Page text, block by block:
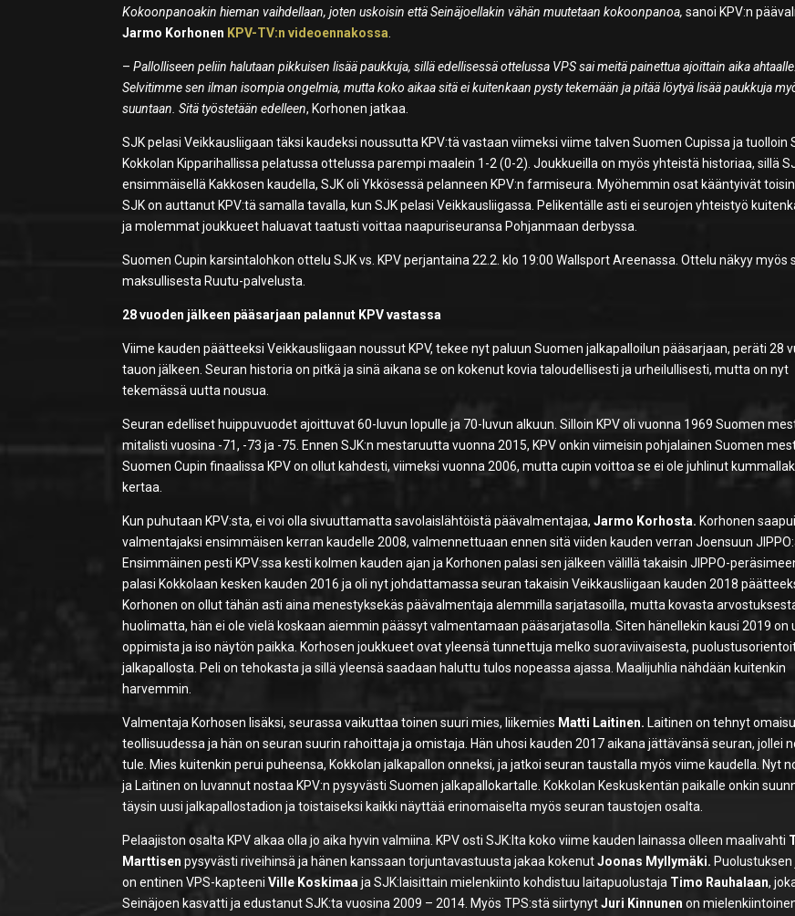
Kokoonpanoakin hieman vaihdellaan, joten uskoisin että Seinäjoellakin vähän muutetaan kokoonpanoa, sanoi KPV:n
Jarmo Korhonen KPV-TV:n videoennakossa.
–Pallolliseen peliin halutaan pikkuisen lisää paukkuja, sillä edellisessä ottelussa VPS sai meitä painettua ajoittain aika ahtaalle.
Selvitimme sen ilman isompia ongelmia, mutta koko aikaa sitä ei kuitenkaan pysty tekemään ja pitää löytyä lisää paukkuja
suuntaan. Sitä työstetään edelleen, Korhonen jatkaa.
SJK pelasi Veikkausliigaan täksi kaudeksi noussutta KPV:tä vastaan viimeksi viime talven Suomen Cupissa ja tuolloin
Kokkolan Kipparihallissa pelatussa ottelussa parempi maalein 1-2 (0-2). Joukkueilla on myös yhteistä historiaa, sillä
ensimmäisellä Kakkosen kaudella, SJK oli Ykkösessä pelanneen KPV:n farmiseura. Myöhemmin osat kääntyivät
SJK on auttanut KPV:tä samalla tavalla, kun SJK pelasi Veikkausliigassa. Pelikentälle asti ei seurojen yhteistyö
ja molemmat joukkueet haluavat taatusti voittaa naapuriseuransa Pohjanmaan derbyssa.
Suomen Cupin karsintalohkon ottelu SJK vs. KPV perjantaina 22.2. klo 19:00 Wallsport Areenassa. Ottelu näkyy myös
maksullisesta Ruutu-palvelusta.
28 vuoden jälkeen pääsarjaan palannut KPV vastassa
Viime kauden päätteeksi Veikkausliigaan noussut KPV, tekee nyt paluun Suomen jalkapalloilun pääsarjaan, peräti 28
tauon jälkeen. Seuran historia on pitkä ja sinä aikana se on kokenut kovia taloudellisesti ja urheilullisesti, mutta on nyt
tekemässä uutta nousua.
Seuran edelliset huippuvuodet ajoittuvat 60-luvun lopulle ja 70-luvun alkuun. Silloin KPV oli vuonna 1969 Suomen
mitalisti vuosina -71, -73 ja -75. Ennen SJK:n mestaruutta vuonna 2015, KPV onkin viimeisin pohjalainen Suomen
Suomen Cupin finaalissa KPV on ollut kahdesti, viimeksi vuonna 2006, mutta cupin voittoa se ei ole juhlinut
kertaa.
Kun puhutaan KPV:sta, ei voi olla sivuuttamatta savolaislähtöistä päävalmentajaa,Jarmo Korhosta. Korhonen
valmentajaksi ensimmäisen kerran kaudelle 2008, valmennettuaan ennen sitä viiden kauden verran Joensuun
Ensimmäinen pesti KPV:ssa kesti kolmen kauden ajan ja Korhonen palasi sen jälkeen välillä takaisin JIPPO-
palasi Kokkolaan kesken kauden 2016 ja oli nyt johdattamassa seuran takaisin Veikkausliigaan kauden 2018
Korhonen on ollut tähän asti aina menestyksekäs päävalmentaja alemmilla sarjatasoilla, mutta kovasta
huolimatta, hän ei ole vielä koskaan aiemmin päässyt valmentamaan pääsarjatasolla. Siten hänellekin kausi 2019 on
oppimista ja iso näytön paikka. Korhosen joukkueet ovat yleensä tunnettuja melko suoraviivaisesta,
jalkapallosta. Peli on tehokasta ja sillä yleensä saadaan haluttu tulos nopeassa ajassa. Maalijuhlia nähdään kuitenkin
harvemmin.
Valmentaja Korhosen lisäksi, seurassa vaikuttaa toinen suuri mies, liikemies Matti Laitinen. Laitinen on tehnyt
teollisuudessa ja hän on seuran suurin rahoittaja ja omistaja. Hän uhosi kauden 2017 aikana jättävänsä seuran, jollei
tule. Mies kuitenkin perui puheensa, Kokkolan jalkapallon onneksi, ja jatkoi seuran taustalla myös viime kaudella. Nyt
ja Laitinen on luvannut nostaa KPV:n pysyvästi Suomen jalkapallokartalle. Kokkolan Keskuskentän paikalle onkin
täysin uusi jalkapallostadion ja toistaiseksi kaikki näyttää erinomaiselta myös seuran taustojen osalta.
Pelaajiston osalta KPV alkaa olla jo aika hyvin valmiina. KPV osti SJK:lta koko viime kauden lainassa olleen maalivahti
Marttisen pysyvästi riveihinsä ja hänen kanssaan torjuntavastuusta jakaa kokenutJoonas Myllymäki.
on entinen VPS-kapteeniVille Koskimaaja SJK:laisittain mielenkiinto kohdistuu laitapuolustaja Timo Rauhalaan,
Seinäjoen kasvatti ja edustanut SJK:ta vuosina 2009 – 2014. Myös TPS:stä siirtynytJuri Kinnunen on